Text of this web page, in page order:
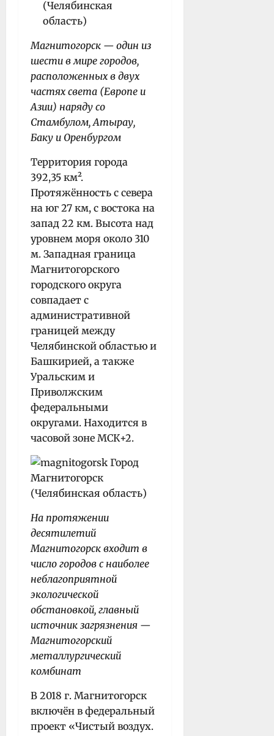
Магнитогорск — один из
шести в мире городов,
расположенных в двух
частях света (Европе и
Азии) наряду со
Стамбулом, Атырау,
Баку и Оренбургом
Территория города
392,35 км².
Протяжённость с севера
на юг 27 км, с востока на
запад 22 км. Высота над
уровнем моря около 310
м. Западная граница
Магнитогорского
городского округа
совпадает с
административной
границей между
Челябинской областью и
Башкирией, а также
Уральским и
Приволжским
федеральными
округами. Находится в
часовой зоне МСК+2.
На протяжении
десятилетий
Магнитогорск входит в
число городов с наиболее
неблагоприятной
экологической
обстановкой, главный
источник загрязнения —
Магнитогорский
металлургический
комбинат
В 2018 г. Магнитогорск
включён в федеральный
проект «Чистый воздух.